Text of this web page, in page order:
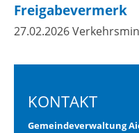
Freigabevermerk
27.02.2026
KONTAKT
Gemeindeverwaltung